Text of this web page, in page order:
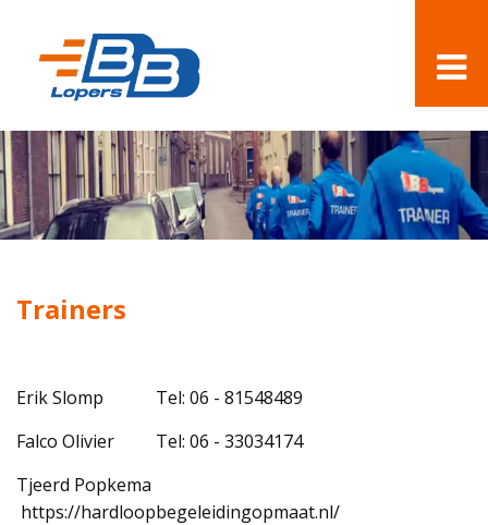
Trainers
Erik Slomp
Tel: 06 - 81548489
Falco Olivier
Tel: 06 - 33034174
Tjeerd Popkema
https://hardloopbegeleidingopmaat.nl/